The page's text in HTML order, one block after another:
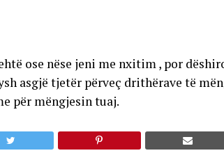
ose nëse jeni me nxitim , por
asgjë tjetër përveç drithërave të
për mëngjesin tuaj.